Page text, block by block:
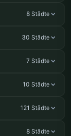
8 Städte
30 Städte
7 Städte
10 Städte
121 Städte
8 Städte